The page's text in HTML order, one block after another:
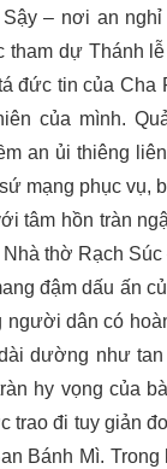
– nơi an
tham dự Thánh
đức tin của Cha
của mình.
an ủi thiêng
mạng phục vụ,
hồn tràn ngập
thờ Rạch
đậm dấu ấn
dân có
dường như
hy vọng của
trao đi tuy giản
Bánh Mì.